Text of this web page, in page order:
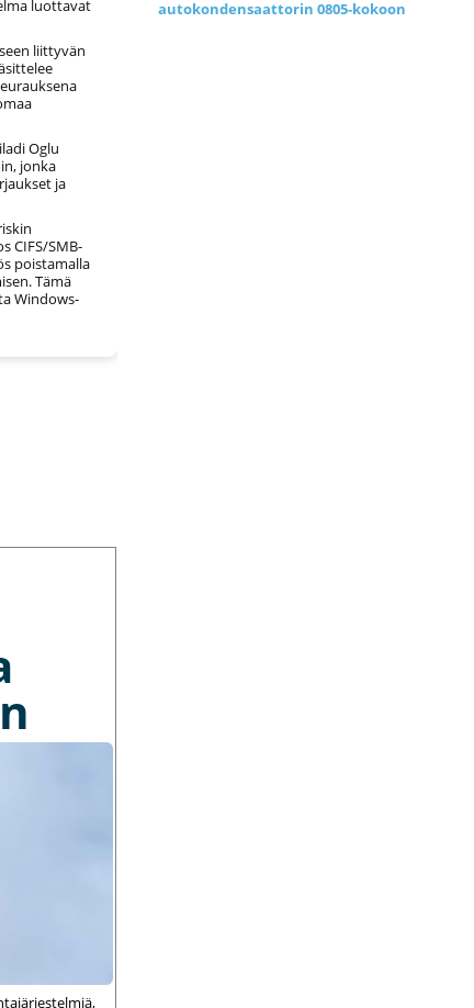
luottavat
liittyvän
Oglu
jonka
ja
CIFS/SMB-
poistamalla
Tämä
Windows-
autokondensaattorin 0805-kokoon